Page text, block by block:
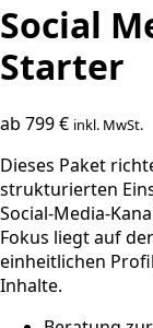
Social
Starter
ab 799€ inkl. MwSt.
Dieses Paket
strukturierten
Social-Media-
Fokus liegt auf
einheitlichen
Inhalte.